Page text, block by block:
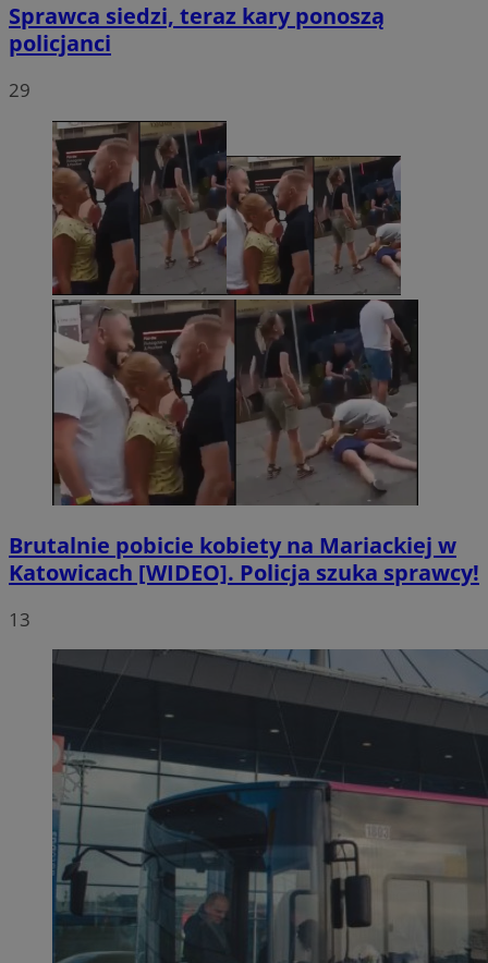
Sprawca siedzi, teraz kary ponoszą
policjanci
29
Brutalnie pobicie kobiety na Mariackiej w
Katowicach [WIDEO]. Policja szuka sprawcy!
13